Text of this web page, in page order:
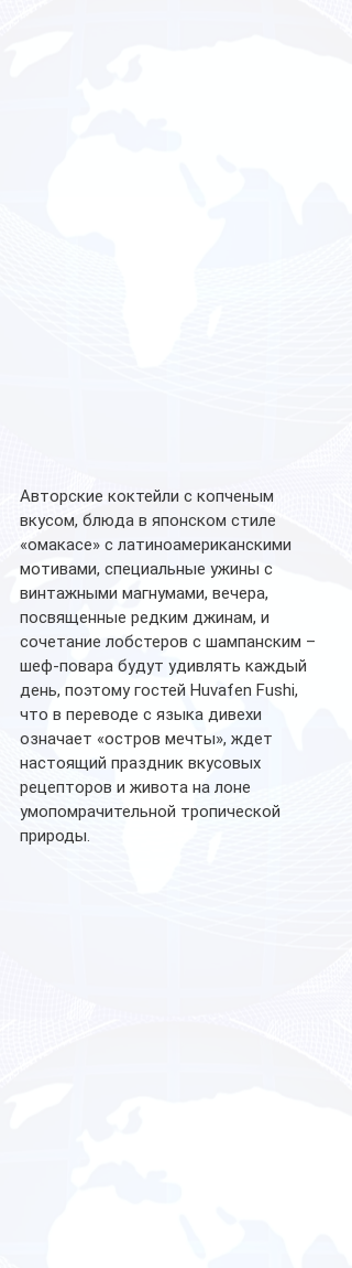
Авторские коктейли с копченым
вкусом, блюда в японском стиле
«омакасе» с латиноамериканскими
мотивами, специальные ужины с
винтажными магнумами, вечера,
посвященные редким джинам, и
сочетание лобстеров с шампанским –
шеф-повара будут удивлять каждый
день, поэтому гостей Huvafen Fushi,
что в переводе с языка дивехи
означает «остров мечты», ждет
настоящий праздник вкусовых
рецепторов и живота на лоне
умопомрачительной тропической
природы.